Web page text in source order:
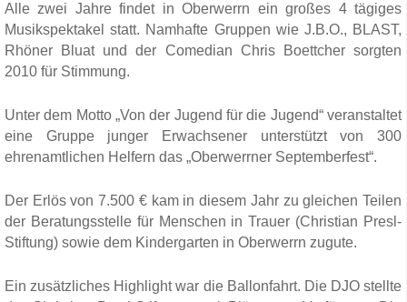
Alle zwei Jahre findet in Oberwerrn ein großes 4 tägiges
Musikspektakel statt. Namhafte Gruppen wie J.B.O., BLAST,
Rhöner Bluat und der Comedian Chris Boettcher sorgten
2010 für Stimmung.
Unter dem Motto „Von der Jugend für die Jugend“ veranstaltet
eine Gruppe junger Erwachsener unterstützt von 300
ehrenamtlichen Helfern das „Oberwerrner Septemberfest“.
Der Erlös von 7.500 € kam in diesem Jahr zu gleichen Teilen
der Beratungsstelle für Menschen in Trauer (Christian Presl-
Stiftung) sowie dem Kindergarten in Oberwerrn zugute.
Ein zusätzliches Highlight war die Ballonfahrt. Die DJO stellte